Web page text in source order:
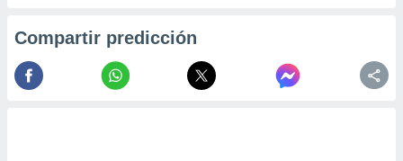
Compartir predicción